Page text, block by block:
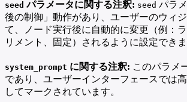
seed パラメータに関する注釈: seed パラ
後の制御」動作があり、ユーザーのウィ
て、ノード実行後に自動的に変更（例：
リメント、固定）されるように設定できま
system_prompt に関する注釈: このパラメ
であり、ユーザーインターフェースでは
してマークされています。